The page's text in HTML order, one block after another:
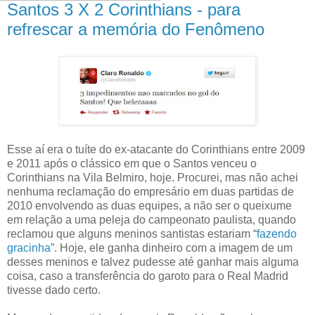
Santos 3 X 2 Corinthians - para
refrescar a memória do Fenômeno
Esse aí era o tuíte do ex-atacante do Corinthians entre 2009
e 2011 após o clássico em que o Santos venceu o
Corinthians na Vila Belmiro, hoje. Procurei, mas não achei
nenhuma reclamação do empresário em duas partidas de
2010 envolvendo as duas equipes, a não ser o queixume
em relação a uma peleja do campeonato paulista, quando
reclamou que alguns meninos santistas estariam “fazendo
gracinha”. Hoje, ele ganha dinheiro com a imagem de um
desses meninos e talvez pudesse até ganhar mais alguma
coisa, caso a transferência do garoto para o Real Madrid
tivesse dado certo.